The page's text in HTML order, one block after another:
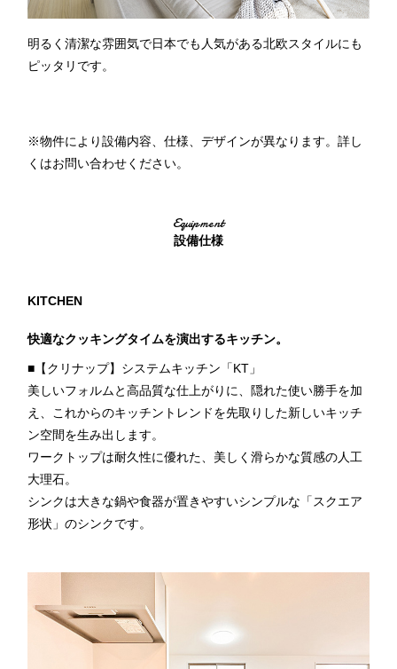
明るく清潔な雰囲気で日本でも人気がある北欧スタイルにも
ピッタリです。
※物件により設備内容、仕様、デザインが異なります。詳し
くはお問い合わせください。
Equipment
設備仕様
KITCHEN
快適なクッキングタイムを演出するキッチン。
■【クリナップ】システムキッチン「KT」
美しいフォルムと高品質な仕上がりに、隠れた使い勝手を加
え、これからのキッチントレンドを先取りした新しいキッチ
ン空間を生み出します。
ワークトップは耐久性に優れた、美しく滑らかな質感の人工
大理石。
シンクは大きな鍋や食器が置きやすいシンプルな「スクエア
形状」のシンクです。